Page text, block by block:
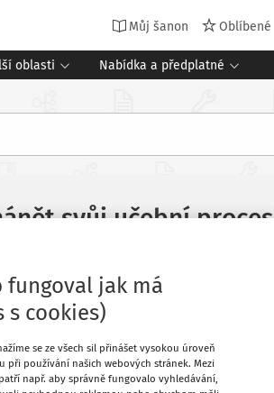
Můj šanon Oblíbené
oblasti Nabídka a předplatné
svůj učební proces
třídy u nás děti
si své vlastní
ScioŠkol vedeni k
fungoval jak má
s cookies)
se ze všech sil přinášet vysokou úroveň
při používání našich webových stránek. Mezi
např. aby správně fungovalo vyhledávání,